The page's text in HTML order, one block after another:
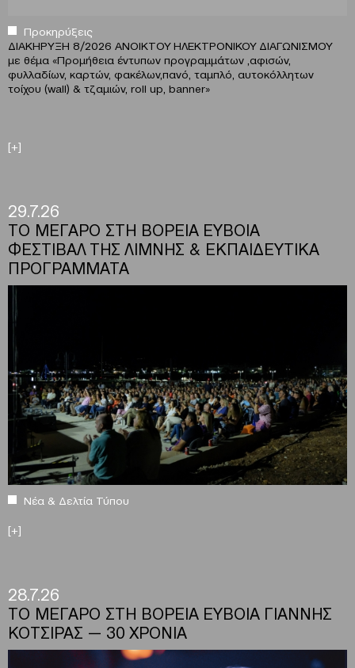
Προκηρύξεις
ΔΙΑΚΗΡΥΞΗ 8/2026 ΑΝΟΙΚΤΟΥ ΗΛΕΚΤΡΟΝΙΚΟΥ ΔΙΑΓΩΝΙΣΜΟΥ
με θέμα «Προμήθεια έντυπων προγραμμάτων ,αφισών,
φυλλαδίων, καρτών, φακέλων,πανό, ταμπλό, αυτοκόλλητων
τοίχου (wall) & τζαμιών, roll up, banner»
[+]
29.7.26
ΤΟ ΜΕΓΑΡΟ ΣΤΗ ΒΟΡΕΙΑ ΕΥΒΟΙΑ
ΦΕΣΤΙΒΑΛ ΤΗΣ ΛΙΜΝΗΣ & ΕΚΠΑΙΔΕΥΤΙΚΑ
ΠΡΟΓΡΑΜΜΑΤΑ
Νέα & Δελτία Τύπου
[+]
28.7.26
ΤΟ ΜΕΓΑΡΟ ΣΤΗ ΒΟΡΕΙΑ ΕΥΒΟΙΑ ΓΙΑΝΝΗΣ
ΚΟΤΣΙΡΑΣ — 30 ΧΡΟΝΙΑ